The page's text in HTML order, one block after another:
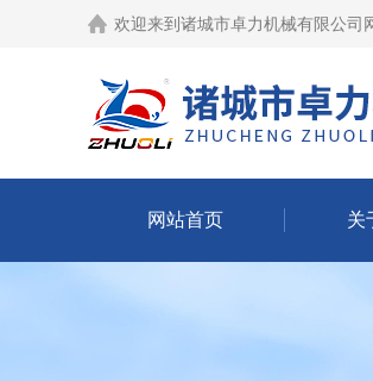
欢迎来到 诸城市卓力机械有限公司
网站首页 关